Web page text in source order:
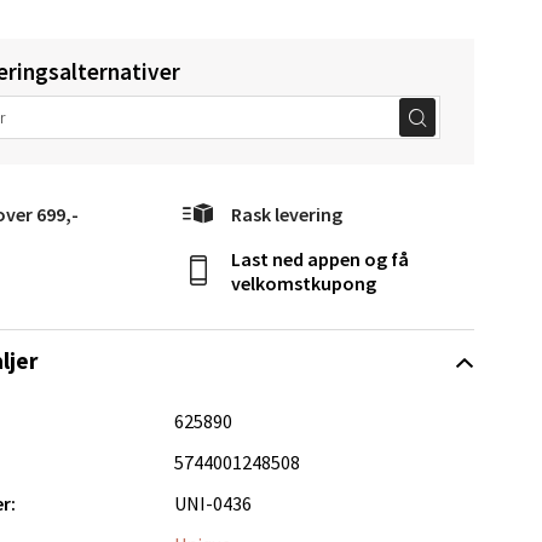
699,- Rask levering
Last ned appen og få
velkomstkupong
625890
5744001248508
UNI-0436